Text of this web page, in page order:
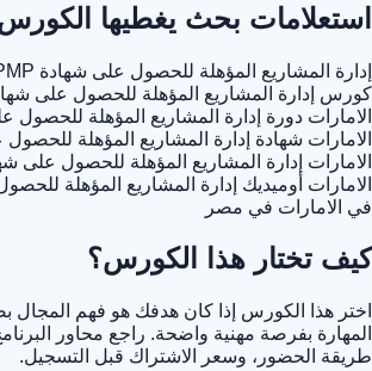
استعلامات بحث يغطيها
إدارة المشاريع المؤهلة للحصول على شهادة PMP في الامارات
الامارات
الامارات
الامارات
الامارات أوميديك
في الامارات في مصر
كيف تختار هذا الكورس؟
اختر هذا الكورس إذا كان هدفك هو فهم المجال
المهارة بفرصة مهنية واضحة. راجع محاور
طريقة الحضور، وسعر الاشتراك قبل التسجيل.